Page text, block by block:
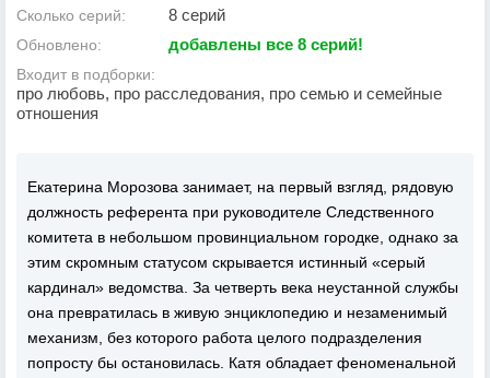
Сколько серий: 8 серий
Обновлено: добавлены все 8 серий!
Входит в подборки:
про любовь, про расследования, про семью и семейные
отношения
Екатерина Морозова занимает, на первый взгляд, рядовую
должность референта при руководителе Следственного
комитета в небольшом провинциальном городке, однако за
этим скромным статусом скрывается истинный «серый
кардинал» ведомства. За четверть века неустанной службы
она превратилась в живую энциклопедию и незаменимый
механизм, без которого работа целого подразделения
попросту бы остановилась. Катя обладает феноменальной